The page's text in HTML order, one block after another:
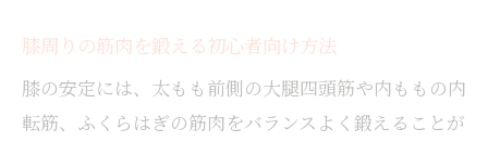
寝ながらできる膝周り筋肉の柔軟性アップ
法
ひざ痛と運動不足を同時に改善するストレ
膝周りの筋肉を鍛える初心者向け方法
膝の安定には、太もも前側の大腿四頭筋や内ももの内
転筋、ふくらはぎの筋肉をバランスよく鍛えることが